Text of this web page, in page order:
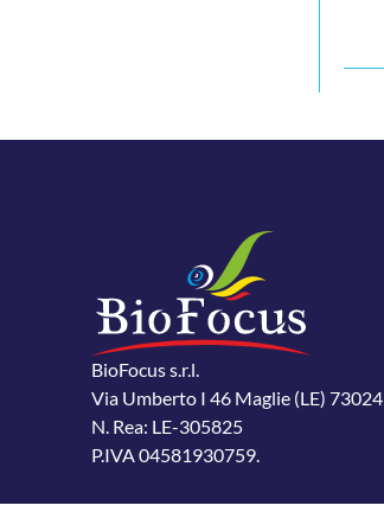
BioFocus s.r.l.
Via Umberto I 46 Maglie (LE) 73024
N. Rea: LE-305825
P.IVA 04581930759.